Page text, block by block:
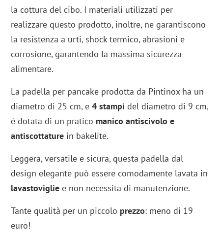
la cottura del cibo. I materiali utilizzati per
realizzare questo prodotto, inoltre, ne garantiscono
la resistenza a urti, shock termico, abrasioni e
corrosione, garantendo la massima sicurezza
alimentare.
La padella per pancake prodotta da Pintinox ha un
diametro di 25 cm, e4 stampi del diametro di 9 cm,
è dotata di un pratico manico antiscivolo e
antiscottature in bakelite.
Leggera, versatile e sicura, questa padella dal
design elegante può essere comodamente lavata in
lavastoviglie e non necessita di manutenzione.
Tante qualità per un piccolo prezzo: meno di 19
euro!